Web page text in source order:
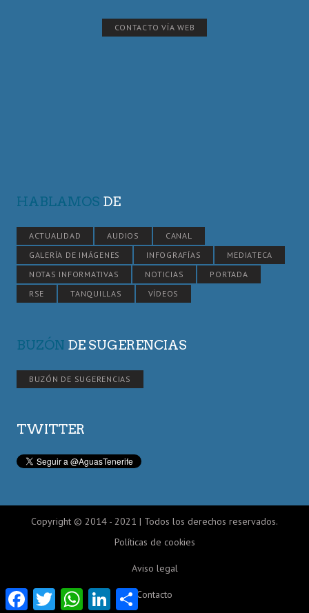
CONTACTO VÍA WEB
HABLAMOS DE
ACTUALIDAD AUDIOS
CANAL
GALERÍA DE IMÁGENES
INFOGRAFÍAS
MEDIATECA
NOTAS INFORMATIVAS
NOTICIAS
PORTADA
RSE
TANQUILLAS VÍDEOS
BUZÓN DE SUGERENCIAS
BUZÓN DE SUGERENCIAS
TWITTER
Copyright © 2014 - 2021 | Todos los derechos reservados.
Políticas de cookies
Aviso legal
Contacto
FacebookTwitter WhatsAppLinkedInCompartir